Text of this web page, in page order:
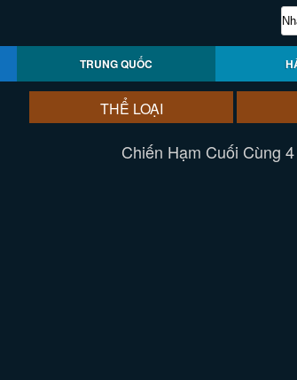
TRUNG QUỐC
THỂ LOẠI
Chiến Hạm Cuối Cùng